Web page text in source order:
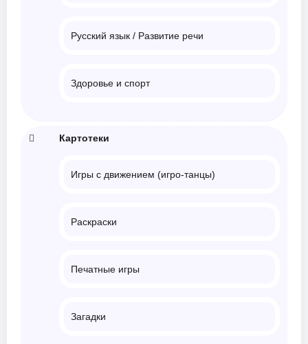
Русский язык / Развитие речи
Здоровье и спорт
Картотеки
Игры с движением (игро-танцы)
Раскраски
Печатные игры
Загадки